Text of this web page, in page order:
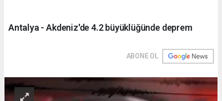
Antalya - Akdeniz'de 4.2 büyüklüğünde deprem
ABONE OL